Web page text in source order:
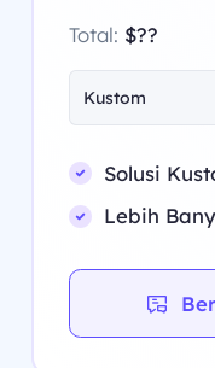
Total: $??
Kustom
Solusi
Lebih